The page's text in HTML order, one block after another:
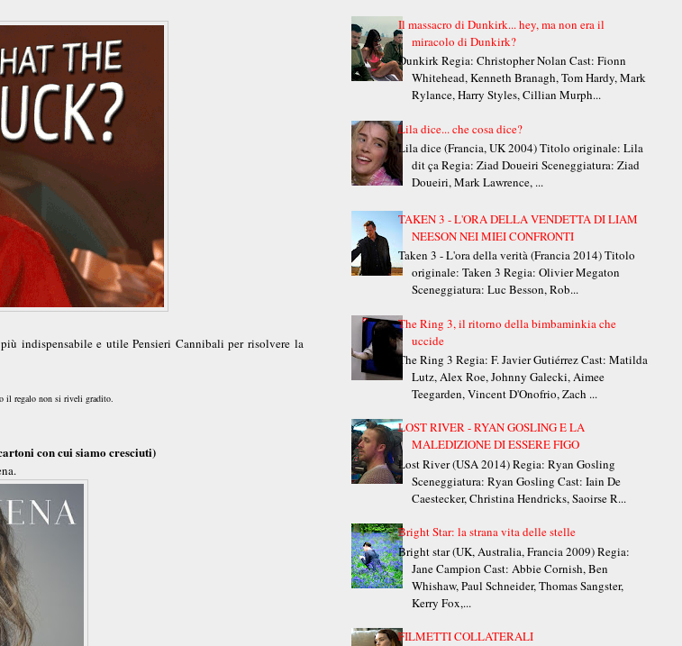
indispensabile e utile Pensieri Cannibali per risolvere la
il regalo non si riveli gradito.
con cui siamo cresciuti)
Il massacro di Dunkirk... hey, ma non era il
miracolo di Dunkirk?
Dunkirk Regia: Christopher Nolan Cast: Fionn
Whitehead, Kenneth Branagh, Tom Hardy, Mark
Rylance, Harry Styles, Cillian Murph...
Lila dice... che cosa dice?
Lila dice (Francia, UK 2004) Titolo originale: Lila
dit ça Regia: Ziad Doueiri Sceneggiatura: Ziad
Doueiri, Mark Lawrence, ...
TAKEN 3 - L'ORA DELLA VENDETTA DI LIAM
NEESON NEI MIEI CONFRONTI
Taken 3 - L'ora della verità (Francia 2014) Titolo
originale: Taken 3 Regia: Olivier Megaton
Sceneggiatura: Luc Besson, Rob...
The Ring 3, il ritorno della bimbaminkia che
uccide
The Ring 3 Regia: F. Javier Gutiérrez Cast: Matilda
Lutz, Alex Roe, Johnny Galecki, Aimee
Teegarden, Vincent D'Onofrio, Zach ...
LOST RIVER - RYAN GOSLING E LA
MALEDIZIONE DI ESSERE FIGO
Lost River (USA 2014) Regia: Ryan Gosling
Sceneggiatura: Ryan Gosling Cast: Iain De
Caestecker, Christina Hendricks, Saoirse R...
Bright Star: la strana vita delle stelle
Bright star (UK, Australia, Francia 2009) Regia:
Jane Campion Cast: Abbie Cornish, Ben
Whishaw, Paul Schneider, Thomas Sangster,
Kerry Fox,...
FILMETTI COLLATERALI